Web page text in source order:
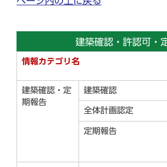
建築確認・許認可・
情報カテゴリ名
建築確認・定
期報告
建築確認
全体計画認定
定期報告